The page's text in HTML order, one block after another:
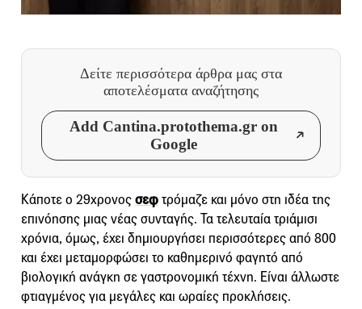
Δείτε περισσότερα άρθρα μας στα
αποτελέσματα αναζήτησης
Add Cantina.protothema.gr on
Google
Kάποτε ο 29χρονοςσεφτρόμαζε και μόνο στη ιδέα της
επινόησης μιας νέας συνταγής. Τα τελευταία τριάμισι
χρόνια, όμως, έχει δημιουργήσει περισσότερες από 800
και έχει μεταμορφώσει το καθημερινό φαγητό από
βιολογική ανάγκη σε γαστρονομική τέχνη. Είναι άλλωστε
φτιαγμένος για μεγάλες και ωραίες προκλήσεις.